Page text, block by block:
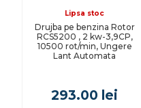
Lipsa stoc
Drujba pe benzina Rotor
RCS5200 , 2 kw-3,9CP,
10500 rot/min, Ungere
Lant Automata
293.00 lei